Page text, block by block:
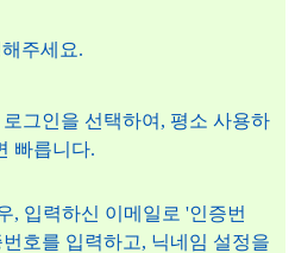
주세요.
그인을 선택하여, 평소 사용하
빠릅니다.
, 입력하신 이메일로 '인증번
호를 입력하고, 닉네임 설정을